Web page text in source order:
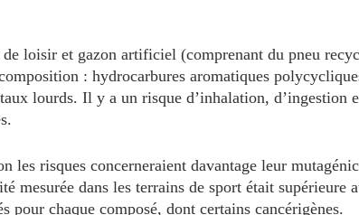
loisir et gazon artificiel (comprenant du pneu
: hydrocarbures aromatiques
lourds. Il y a un risque d’inhalation, d’ingestion
les risques concerneraient davantage leur
mesurée dans les terrains de sport était supérieure
pour chaque composé, dont certains cancérigènes.